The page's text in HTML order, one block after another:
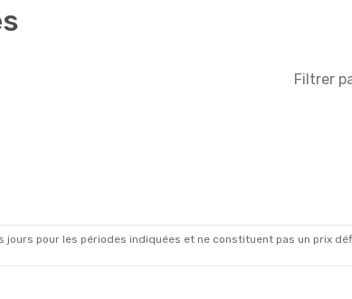
Filtrer
pour les périodes indiquées et ne constituent pas un prix